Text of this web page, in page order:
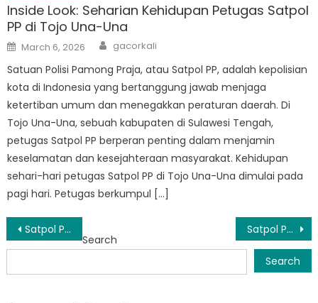
Inside Look: Seharian Kehidupan Petugas Satpol
PP di Tojo Una-Una
Posted
on
March 6, 2026 Author
gacorkali
Satuan Polisi Pamong Praja, atau Satpol PP, adalah kepolisian
kota di Indonesia yang bertanggung jawab menjaga
ketertiban umum dan menegakkan peraturan daerah. Di
Tojo Una-Una, sebuah kabupaten di Sulawesi Tengah,
petugas Satpol PP berperan penting dalam menjamin
keselamatan dan kesejahteraan masyarakat. Kehidupan
sehari-hari petugas Satpol PP di Tojo Una-Una dimulai pada
pagi hari. Petugas berkumpul […]
Post
navigation
Satpol PP Tojo Barat Menindak Pelanggaran Ketertiban Umum Satpol PP Una-Una: Pahlawan Ketertiban dan Keamanan Masyarakat Tanpa Tanda Jasa
Search
Search